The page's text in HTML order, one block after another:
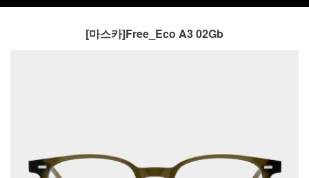
[마스카]Free_Eco A3 02Gb